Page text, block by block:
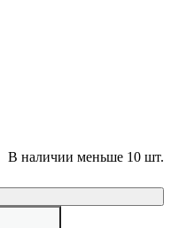
В наличии меньше 10 шт.